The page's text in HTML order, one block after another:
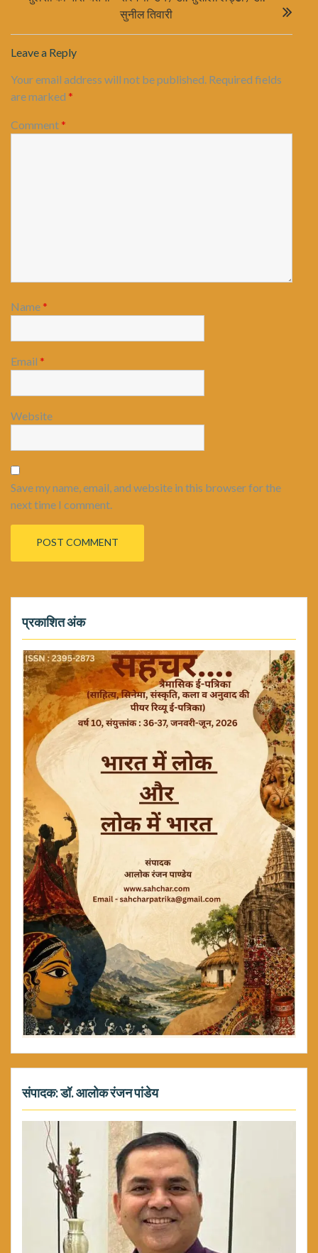
सुनील ति‍वारी
Leave a Reply
Your email address will not be published. Required fields
are marked *
Comment*
Name*
Email *
Website
Save my name, email, and website in this browser for the
next time I comment.
प्रकाशित अंक
संपादक: डॉ. आलोक रंजन पांडेय